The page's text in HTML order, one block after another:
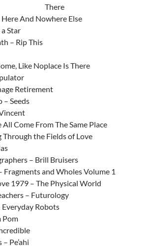
There
And Nowhere Else
Star
– Rip This
Like Noplace Is There
Retirement
– Seeds
All Come From The Same Place
Through the Fields of Love
– Brill Bruisers
Fragments and Wholes Volume 1
1979 – The Physical World
– Futurology
Robots
Pom
Pe’ahi